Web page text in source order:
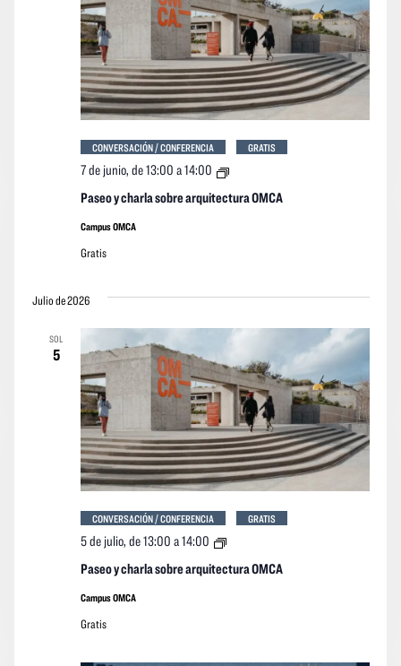
Paseo y charla sobre arquitectura OMCA
7 de junio, de 13:00 a14:00
Paseo
charla
CONVERSACIÓN / CONFERENCIA GRATIS
Campus OMCA
Gratis
Julio de 2026
SOL
5
Paseo y charla sobre arquitectura OMCA
5 de julio, de 13:00 a14:00
Paseo
charla
CONVERSACIÓN / CONFERENCIA GRATIS
Campus OMCA
Gratis